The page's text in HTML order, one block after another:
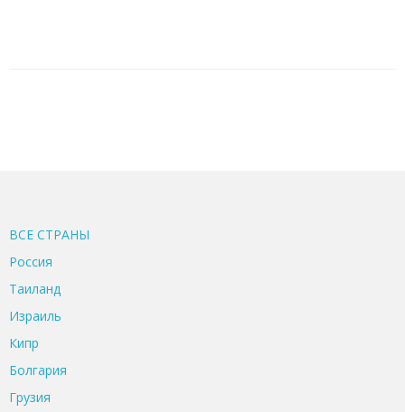
ВСЕ CТРАНЫ
Россия
Таиланд
Израиль
Кипр
Болгария
Грузия